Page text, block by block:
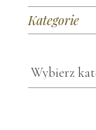
Kategorie